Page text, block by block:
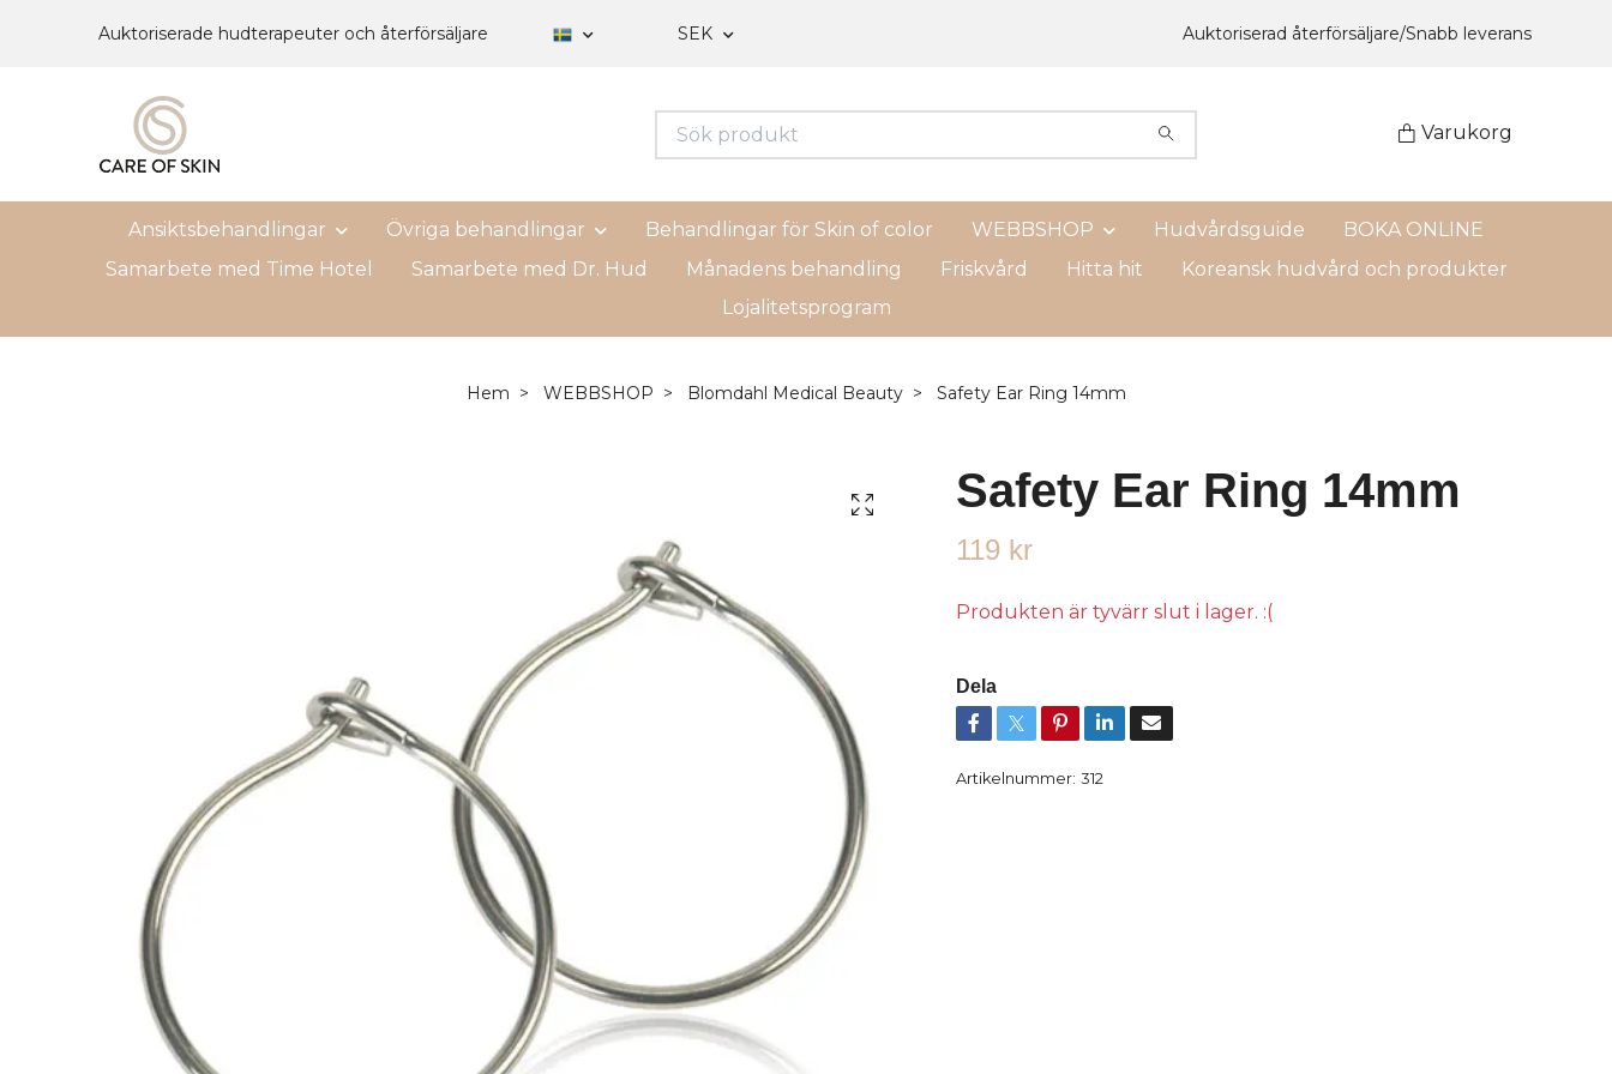
Auktoriserade hudterapeuter och återförsäljare SEK Auktoriserad återförsäljare/Snabb leverans
Varukorg
Ansiktsbehandlingar Övriga behandlingar Behandlingar för Skin of color WEBBSHOP Hudvårdsguide
BOKA ONLINE
Samarbete med Time Hotel
Samarbete med Dr. Hud Månadens behandling Friskvård Hitta hit
Koreansk hudvård och produkter
Lojalitetsprogram
Hem WEBBSHOP Blomdahl Medical Beauty Safety Ear Ring 14mm
Safety Ear Ring 14mm
119 kr
Produkten är tyvärr slut i lager. :(
Dela
Artikelnummer: 312